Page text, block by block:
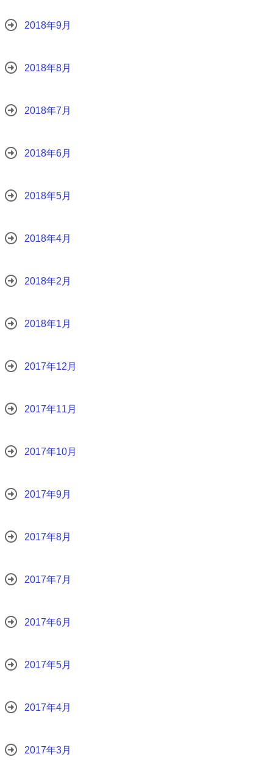
2018年9月
2018年8月
2018年7月
2018年6月
2018年5月
2018年4月
2018年2月
2018年1月
2017年12月
2017年11月
2017年10月
2017年9月
2017年8月
2017年7月
2017年6月
2017年5月
2017年4月
2017年3月